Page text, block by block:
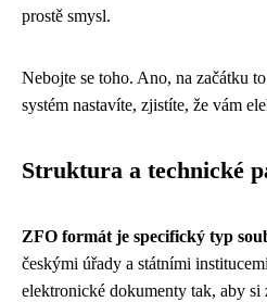
prostě smysl.
Nebojte se toho. Ano, na začátku
systém nastavíte, zjistíte, že vám
Struktura a technické
ZFO formát je specifický typ
českými úřady a státními
elektronické dokumenty tak, aby